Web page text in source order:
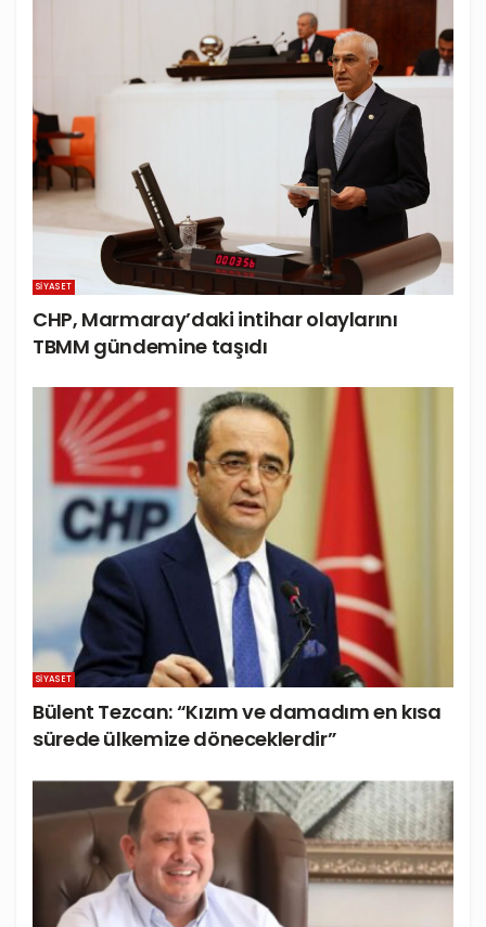
SIYASET
CHP, Marmaray’daki intihar olaylarını
TBMM gündemine taşıdı
SIYASET
Bülent Tezcan: “Kızım ve damadım en kısa
sürede ülkemize döneceklerdir”